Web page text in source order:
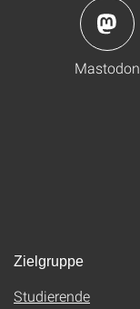
Mastodon
Zielgruppe
Studierende